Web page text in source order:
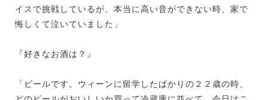
イスで挑戦しているが、本当に高い音ができない時、家で
悔しくて泣いていました」
『好きなお酒は？』
「ビールです。ウィーンに留学したばかりの２２歳の時、